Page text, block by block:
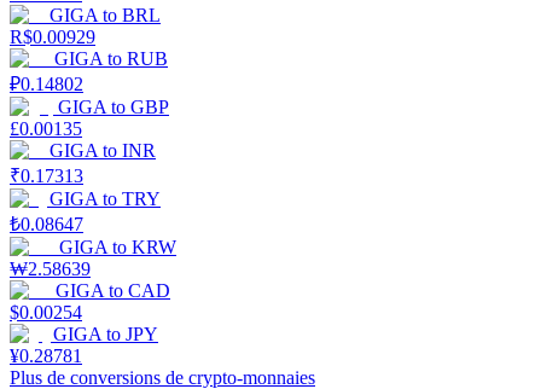
GIGA to BRL
R$0.00929
GIGA to RUB
₽0.14802
GIGA to GBP
£0.00135
GIGA to INR
₹0.17313
GIGA to TRY
₺0.08647
GIGA to KRW
₩2.58639
GIGA to CAD
$0.00254
GIGA to JPY
¥0.28781
Plus de conversions de crypto-monnaies